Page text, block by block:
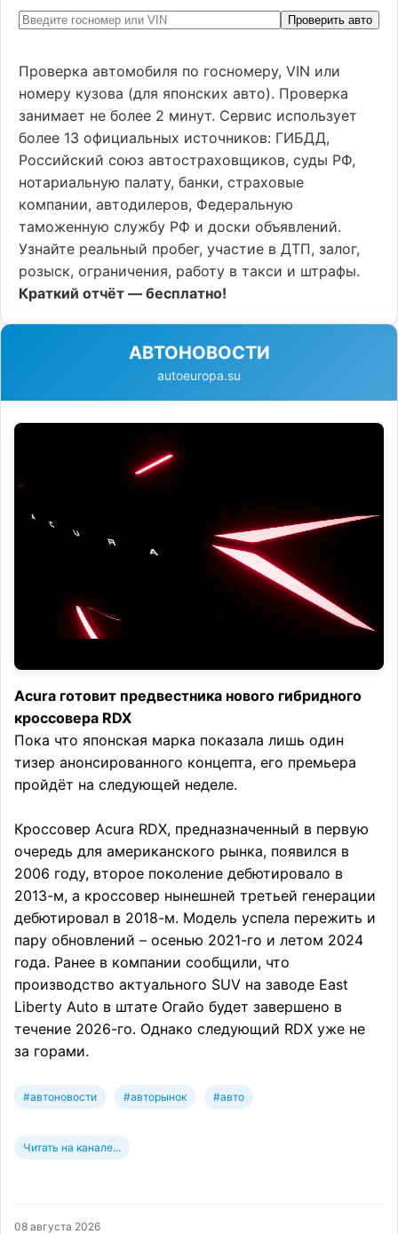
Проверить авто
Проверка автомобиля по госномеру, VIN или
номеру кузова (для японских авто). Проверка
занимает не более 2 минут. Сервис использует
более 13 официальных источников: ГИБДД,
Российский союз автостраховщиков, суды РФ,
нотариальную палату, банки, страховые
компании, автодилеров, Федеральную
таможенную службу РФ и доски объявлений.
Узнайте реальный пробег, участие в ДТП, залог,
розыск, ограничения, работу в такси и штрафы.
Краткий отчёт — бесплатно!
АВТОНОВОСТИ
autoeuropa.su
Acura готовит предвестника нового гибридного
кроссовера RDX
Пока что японская марка показала лишь один
тизер анонсированного концепта, его премьера
пройдёт на следующей неделе.
Кроссовер Acura RDX, предназначенный в первую
очередь для американского рынка, появился в
2006 году, второе поколение дебютировало в
2013-м, а кроссовер нынешней третьей генерации
дебютировал в 2018-м. Модель успела пережить и
пару обновлений – осенью 2021-го и летом 2024
года. Ранее в компании сообщили, что
производство актуального SUV на заводе East
Liberty Auto в штате Огайо будет завершено в
течение 2026-го. Однако следующий RDX уже не
за горами.
#автоновости #авторынок #авто
Читать на канале...
08 августа 2026